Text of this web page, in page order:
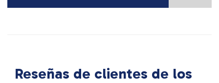
Reseñas de clientes de los